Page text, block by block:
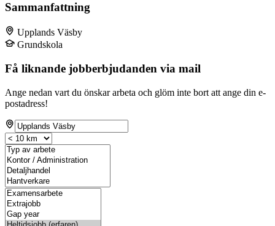
Sammanfattning
Upplands Väsby
Grundskola
Få liknande jobberbjudanden via mail
Ange nedan vart du önskar arbeta och glöm inte bort att ange din e-
postadress!